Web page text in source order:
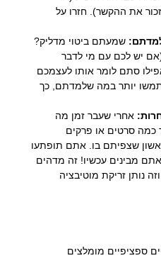
את ההקשר). חזרו על
שמעתם ביטוי מדליק?
(אם יש לכם עם מי לדבר
סתם לומר אותו לעצמכם
יותר במה שלמדתם, כך
אחרי שעבר זמן מה
כמה סרטים או פרקים
שצפיתם בו. אתם תופתעו
מבינים עכשיו! זה מדהים
נותן זריקת מוטיבציה
ספציפיים מומלצים